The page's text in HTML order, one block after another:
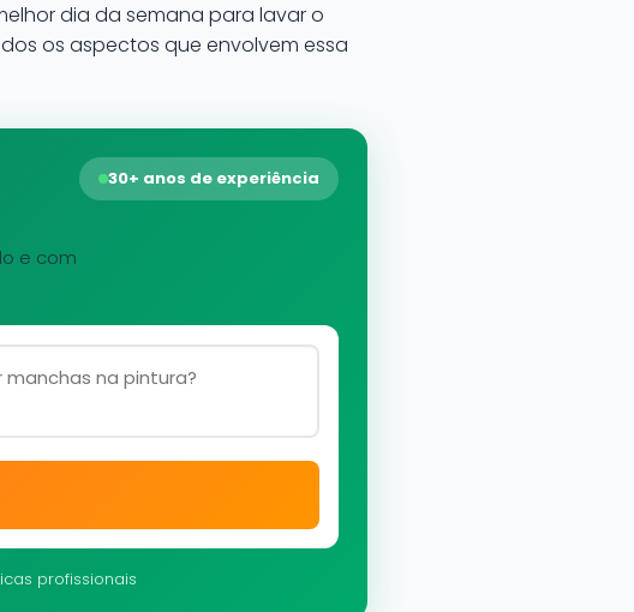
dia da semana para lavar o
os aspectos que envolvem essa
e com
30+ anos de experiência
profissionais